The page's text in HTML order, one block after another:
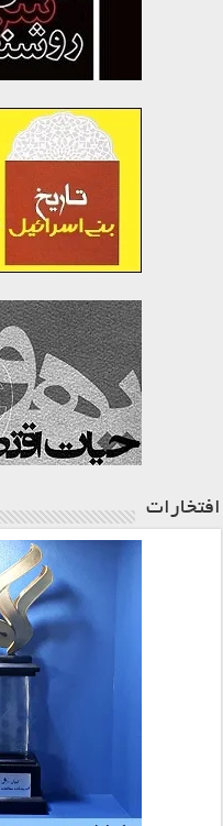
افتخارات